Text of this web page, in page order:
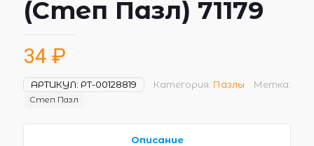
(Степ Пазл) 71179
34 ₽
АРТИКУЛ: РТ-00128819 Категория: Пазлы Метка:
Степ Пазл
Описание